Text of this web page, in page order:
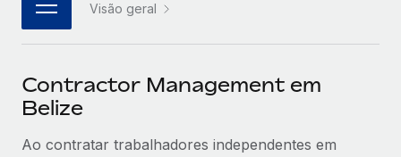
中文（简体）
Visão geral
Contractor Management em
Belize
Ao contratar trabalhadores independentes em